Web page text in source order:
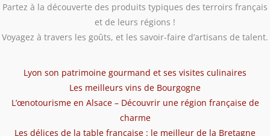
Partez à la découverte des produits typiques des terroirs français
et de leurs régions !
Voyagez à travers les goûts, et les savoir-faire d’artisans de talent.
Lyon son patrimoine gourmand et ses visites culinaires
Les meilleurs vins de Bourgogne
L’œnotourisme en Alsace – Découvrir une région française de
charme
Les délices de la table française : le meilleur de la Bretagne